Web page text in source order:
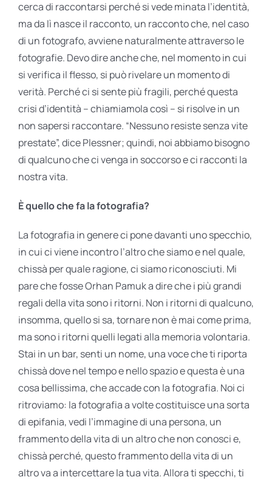
cerca di raccontarsi perché si vede minata l’identità,
ma da lì nasce il racconto, un racconto che, nel caso
di un fotografo, avviene naturalmente attraverso le
fotografie. Devo dire anche che, nel momento in cui
si verifica il flesso, si può rivelare un momento di
verità. Perché ci si sente più fragili, perché questa
crisi d’identità – chiamiamola così – si risolve in un
non sapersi raccontare. “Nessuno resiste senza vite
prestate”, dice Plessner; quindi, noi abbiamo bisogno
di qualcuno che ci venga in soccorso e ci racconti la
nostra vita.
È quello che fa la fotografia?
La fotografia in genere ci pone davanti uno specchio,
in cui ci viene incontro l’altro che siamo e nel quale,
chissà per quale ragione, ci siamo riconosciuti. Mi
pare che fosse Orhan Pamuk a dire che i più grandi
regali della vita sono i ritorni. Non i ritorni di qualcuno,
insomma, quello si sa, tornare non è mai come prima,
ma sono i ritorni quelli legati alla memoria volontaria.
Stai in un bar, senti un nome, una voce che ti riporta
chissà dove nel tempo e nello spazio e questa è una
cosa bellissima, che accade con la fotografia. Noi ci
ritroviamo: la fotografia a volte costituisce una sorta
di epifania, vedi l’immagine di una persona, un
frammento della vita di un altro che non conosci e,
chissà perché, questo frammento della vita di un
altro va a intercettare la tua vita. Allora ti specchi, ti